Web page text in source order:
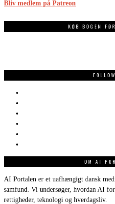
Bliv medlem på Patreon
KØB BOGEN
OM AI
AI Portalen er et uafhængigt dansk
samfund. Vi undersøger, hvordan AI
rettigheder, teknologi og hverdagsliv.